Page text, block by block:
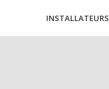
INSTALLATEURS